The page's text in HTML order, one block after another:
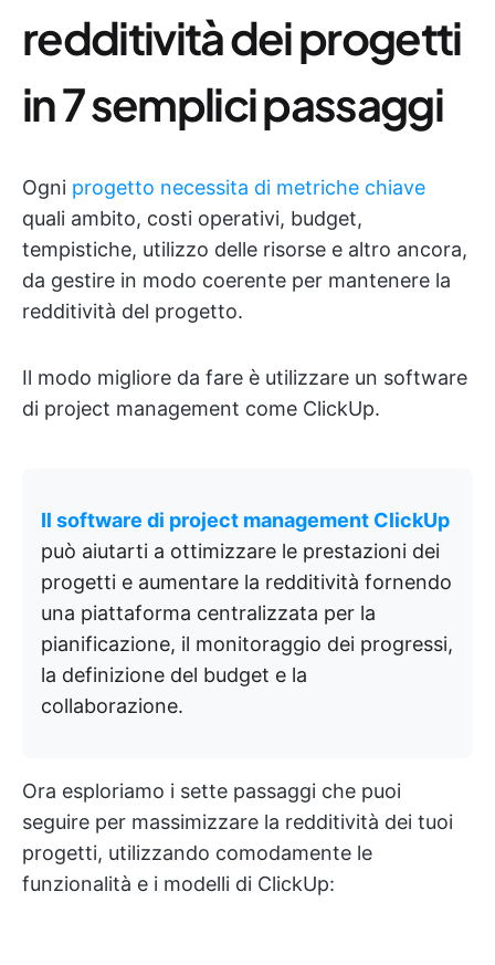
redditività dei progetti
in 7 semplici passaggi
Ogni progetto necessita di metriche chiave
quali ambito, costi operativi, budget,
tempistiche, utilizzo delle risorse e altro ancora,
da gestire in modo coerente per mantenere la
redditività del progetto.
Il modo migliore da fare è utilizzare un software
di project management come ClickUp.
Il software di project management ClickUp
può aiutarti a ottimizzare le prestazioni dei
progetti e aumentare la redditività fornendo
una piattaforma centralizzata per la
pianificazione, il monitoraggio dei progressi,
la definizione del budget e la
collaborazione.
Ora esploriamo i sette passaggi che puoi
seguire per massimizzare la redditività dei tuoi
progetti, utilizzando comodamente le
funzionalità e i modelli di ClickUp: